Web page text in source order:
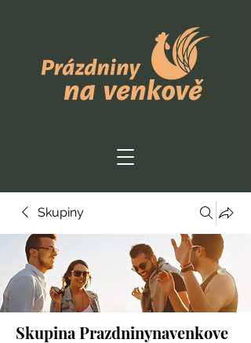
Skupiny
Skupina Prazdninynavenkove